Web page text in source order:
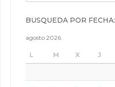
BÚSQUEDA POR FECHA:
agosto 2026
L M X J